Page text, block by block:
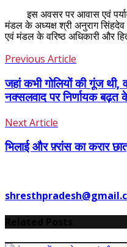
इस अवसर पर आवास एवं
मंडल के अध्यक्ष श्री अनुराग
एवं मंडल के वरिष्ठ अधिकारी और
Previous Article
जहां कभी गोलियों की गूंज
नक्सलवाद पर निर्णायक बढ़त
Next Article
भिलाई और फ़्रांस का करार